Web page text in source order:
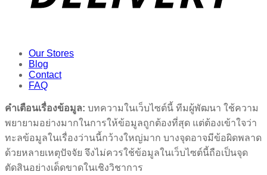
Our Stores
Blog
Contact
FAQ
คำเตือนเรื่องข้อมูล: บทความในเว็บไซต์นี้ ทีมผู้พัฒนา ใช้ความ
พยายามอย่างมากในการให้ข้อมูลถูกต้องที่สุด แต่ต้องเข้าใจว่า
ทะลข้อมูลในเรื่องว่านนี้กว้างใหญ่มาก บางจุดอาจมีข้อผิดพลาด
ด้วยหลายเหตุปัจจัย จึงไม่ควรใช้ข้อมูลในเว็บไซต์นี้ถือเป็นจุด
ตัดสินอย่างเด็ดขาดในเชิงวิชาการ